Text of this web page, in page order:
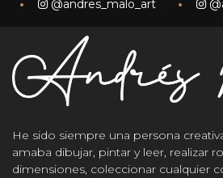
He sido siempre una persona
amaba dibujar, pintar y leer, realizar
dimensiones, coleccionar cualquier